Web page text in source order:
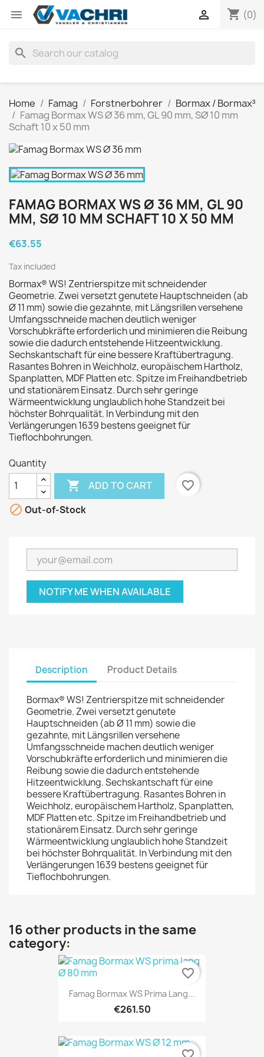
 shopping_cart (0)

search
Home Famag Forstnerbohrer
Bormax / Bormax³
Famag Bormax WS Ø 36 mm, GL 90 mm, SØ 10 mm
Schaft 10 x 50 mm
FAMAG BORMAX WS Ø 36 MM, GL 90
MM, SØ 10 MM SCHAFT 10 X 50 MM
€63.55
Tax included
Bormax® WS! Zentrierspitze mit schneidender
Geometrie. Zwei versetzt genutete Hauptschneiden (ab
Ø 11 mm) sowie die gezahnte, mit Längsrillen versehene
Umfangsschneide machen deutlich weniger
Vorschubkräfte erforderlich und minimieren die Reibung
sowie die dadurch entstehende Hitzeentwicklung.
Sechskantschaft für eine bessere Kraftübertragung.
Rasantes Bohren in Weichholz, europäischem Hartholz,
Spanplatten, MDF Platten etc. Spitze im Freihandbetrieb
und stationärem Einsatz. Durch sehr geringe
Wärmeentwicklung unglaublich hohe Standzeit bei
höchster Bohrqualität. In Verbindung mit den
Verlängerungen 1639 bestens geeignet für
Tieflochbohrungen.
Quantity
 ADD TO CART
favorite_border
 Out-of-Stock
NOTIFY ME WHEN AVAILABLE
Description Product Details
Bormax® WS! Zentrierspitze mit schneidender
Geometrie. Zwei versetzt genutete
Hauptschneiden (ab Ø 11 mm) sowie die
gezahnte, mit Längsrillen versehene
Umfangsschneide machen deutlich weniger
Vorschubkräfte erforderlich und minimieren die
Reibung sowie die dadurch entstehende
Hitzeentwicklung. Sechskantschaft für eine
bessere Kraftübertragung. Rasantes Bohren in
Weichholz, europäischem Hartholz, Spanplatten,
MDF Platten etc. Spitze im Freihandbetrieb und
stationärem Einsatz. Durch sehr geringe
Wärmeentwicklung unglaublich hohe Standzeit
bei höchster Bohrqualität. In Verbindung mit den
Verlängerungen 1639 bestens geeignet für
Tieflochbohrungen.
16 other products in the same
category:
Famag Bormax WS Prima Lang...
€261.50
favorite_border